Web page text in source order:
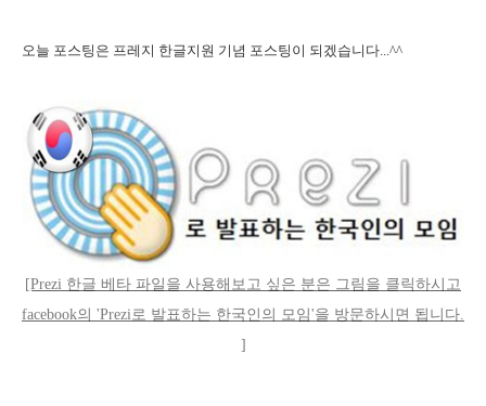
오늘 포스팅은 프레지 한글지원 기념 포스팅이 되겠습니다...^^
[Prezi 한글 베타 파일을 사용해보고 싶은 분은 그림을 클릭하시고
facebook의 'Prezi로 발표하는 한국인의 모임'을 방문하시면 됩니다.
]